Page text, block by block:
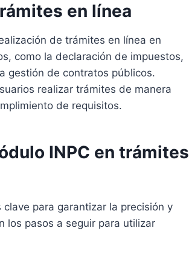
en línea
de trámites en línea en
como la declaración de impuestos,
gestión de contratos públicos.
realizar trámites de manera
de requisitos.
INPC en trámites
para garantizar la precisión y
los pasos a seguir para utilizar